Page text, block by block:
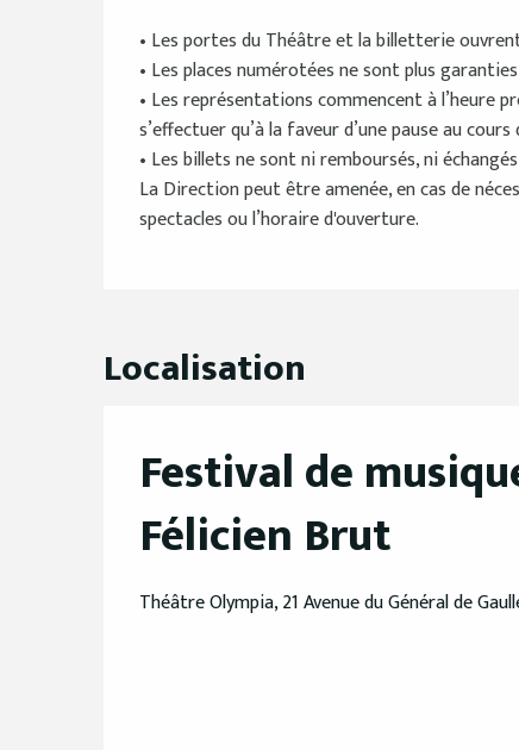
• Les portes du Théâtre et la billetterie
• Les places numérotées ne sont plus
• Les représentations commencent à l’heure
s’effectuer qu’à la faveur d’une pause au
• Les billets ne sont ni remboursés, ni
La Direction peut être amenée, en cas de
spectacles ou l’horaire d'ouverture.
Localisation
Festival de
Félicien Brut
Théâtre Olympia, 21 Avenue du Général de